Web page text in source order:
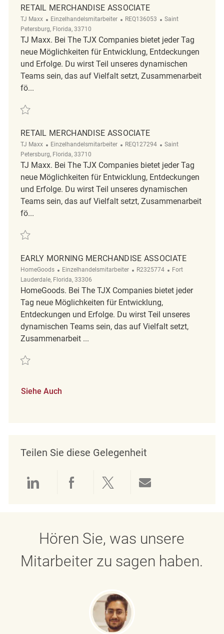
RETAIL MERCHANDISE ASSOCIATE
TJ Maxx Kategorie
Einzelhandelsmitarbeiter ReqId
REQ136053 Ort
Saint
Petersburg, Florida, 33710
TJ Maxx. Bei The TJX Companies bietet jeder Tag
neue Möglichkeiten für Entwicklung, Entdeckungen
und Erfolge. Du wirst Teil unseres dynamischen
Teams sein, das auf Vielfalt setzt, Zusammenarbeit
fö...
Retten Retail Merchandise Associate REQ136053
RETAIL MERCHANDISE ASSOCIATE
TJ Maxx Kategorie
Einzelhandelsmitarbeiter ReqId
REQ127294 Ort
Saint
Petersburg, Florida, 33710
TJ Maxx. Bei The TJX Companies bietet jeder Tag
neue Möglichkeiten für Entwicklung, Entdeckungen
und Erfolge. Du wirst Teil unseres dynamischen
Teams sein, das auf Vielfalt setzt, Zusammenarbeit
fö...
Retten Retail Merchandise Associate REQ127294
EARLY MORNING MERCHANDISE ASSOCIATE
HomeGoods Kategorie
Einzelhandelsmitarbeiter ReqId
R2325774 Ort
Fort
Lauderdale, Florida, 33306
HomeGoods. Bei The TJX Companies bietet jeder
Tag neue Möglichkeiten für Entwicklung,
Entdeckungen und Erfolge. Du wirst Teil unseres
dynamischen Teams sein, das auf Vielfalt setzt,
Zusammenarbeit ...
Retten Early Morning Merchandise Associate R2325774
Siehe Auch
Teilen Sie diese Gelegenheit
Über LinkedIn teilen
Über Facebook teilen
Über Twitter teilen
Hören Sie, was unsere
Mitarbeiter zu sagen haben.